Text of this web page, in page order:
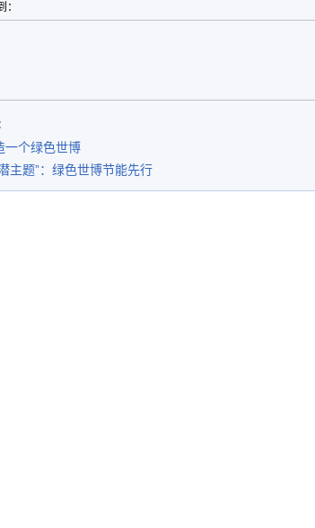
：
一个绿色世博
主题”：绿色世博节能先行